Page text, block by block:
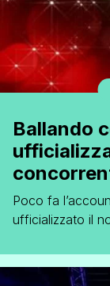
Ballando
Poco fa
ufficializzato il
tratta dell’ex
lunga data